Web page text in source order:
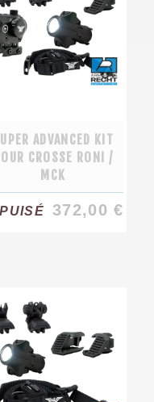
ADVANCED KIT
CROSSE RONI /
MCK
372,00 €